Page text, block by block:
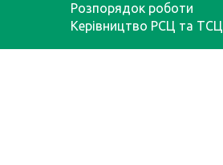
Розпорядок роботи
Керівництво РСЦ та ТСЦ